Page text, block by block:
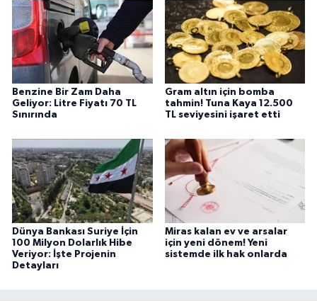
Benzine Bir Zam Daha
Geliyor: Litre Fiyatı 70 TL
Sınırında
Gram altın için bomba
tahmin! Tuna Kaya 12.500
TL seviyesini işaret etti
Dünya Bankası Suriye İçin
100 Milyon Dolarlık Hibe
Veriyor: İşte Projenin
Detayları
Miras kalan ev ve arsalar
için yeni dönem! Yeni
sistemde ilk hak onlarda